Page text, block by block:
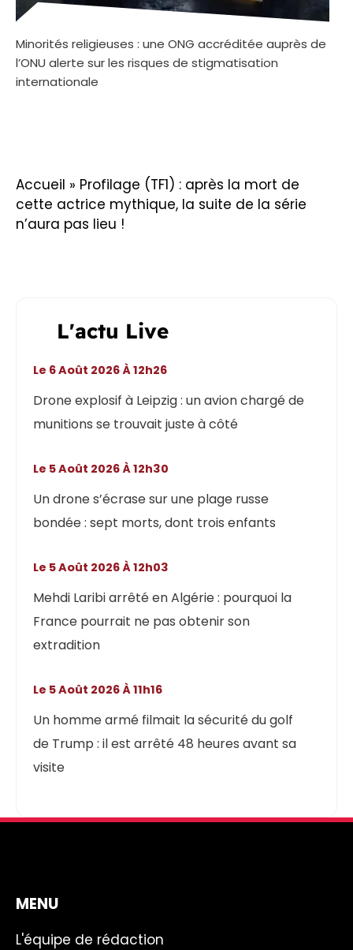
Minorités religieuses : une ONG accréditée auprès de
l’ONU alerte sur les risques de stigmatisation
internationale
Accueil » Profilage (TF1) : après la mort de
cette actrice mythique, la suite de la série
n’aura pas lieu !
L'actu Live
Drone explosif à Leipzig : un avion chargé de
munitions se trouvait juste à côté
Le 6 Août 2026 À 12h26
Un drone s’écrase sur une plage russe
bondée : sept morts, dont trois enfants
Le 5 Août 2026 À 12h30
Mehdi Laribi arrêté en Algérie : pourquoi la
France pourrait ne pas obtenir son
extradition
Le 5 Août 2026 À 12h03
Un homme armé filmait la sécurité du golf
de Trump : il est arrêté 48 heures avant sa
visite
Le 5 Août 2026 À 11h16
MENU
L'équipe de rédaction